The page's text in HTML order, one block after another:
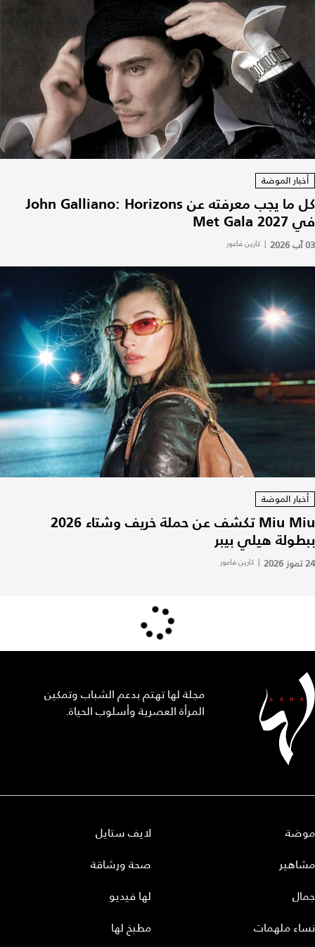
أخبار الموضة
كل ما يجب معرفته عن John Galliano: Horizons
في Met Gala 2027
03 آب 2026 | كارين فاعور
أخبار الموضة
Miu Miu تكشف عن حملة خريف وشتاء 2026
ببطولة هيلي بيبر
24 تموز 2026 | كارين فاعور
مجلة لها تهتم بدعم الشباب وتمكين
المرأة العصرية وأسلوب الحياة.
موضة
مشاهير
جمال
نساء ملهمات
لايف ستايل
صحة ورشاقة
لها فيديو
مطبخ لها